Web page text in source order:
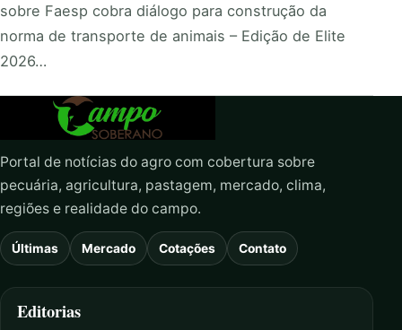
sobre Faesp cobra diálogo para construção da
norma de transporte de animais – Edição de Elite
2026…
Portal de notícias do agro com cobertura sobre
pecuária, agricultura, pastagem, mercado, clima,
regiões e realidade do campo.
Últimas Mercado Cotações Contato
Editorias